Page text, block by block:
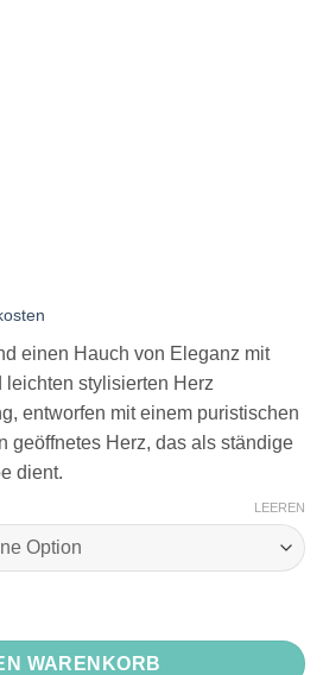
einen Hauch von Eleganz mit
stylisierten Herz
entworfen mit einem puristischen
geöffnetes Herz, das als ständige
dient.
LEEREN
WARENKORB